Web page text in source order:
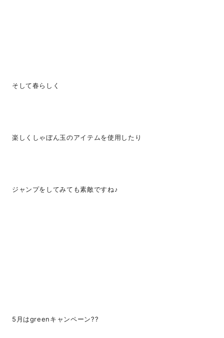
そして春らしく
楽しくしゃぼん玉のアイテムを使用したり
ジャンプをしてみても素敵ですね♪
5月はgreenキャンペーン??